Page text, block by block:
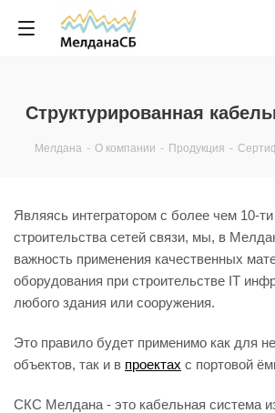
Структурированная
Мелдана - О компании - Продукция -
Являясь интегратором с более чем 10-
строительства сетей связи, мы, в
важность применения качественных
оборудования при строительстве IT
любого здания или сооружения.
Это правило будет применимо как для
объектов, так и в проектах с портовой
СКС Мелдана - это кабельная система